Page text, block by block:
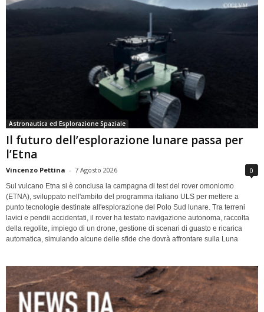
Astronautica ed Esplorazione Spaziale
Il futuro dell’esplorazione lunare passa per
l’Etna
Vincenzo Pettina - 7 Agosto 2026 0
Sul vulcano Etna si è conclusa la campagna di test del rover omoniomo
(ETNA), sviluppato nell'ambito del programma italiano ULS per mettere a
punto tecnologie destinate all'esplorazione del Polo Sud lunare. Tra terreni
lavici e pendii accidentati, il rover ha testato navigazione autonoma, raccolta
della regolite, impiego di un drone, gestione di scenari di guasto e ricarica
automatica, simulando alcune delle sfide che dovrà affrontare sulla Luna